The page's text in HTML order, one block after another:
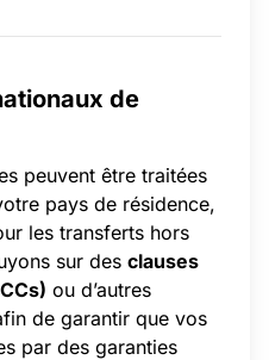
de
peuvent être traitées
pays de résidence,
les transferts hors
sur des clauses
ou d’autres
de garantir que vos
par des garanties